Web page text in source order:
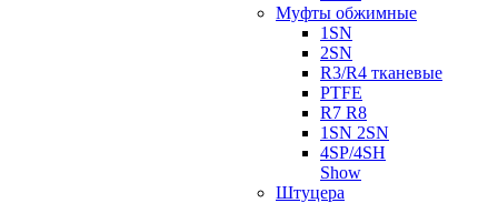
Муфты обжимные
1SN
2SN
R3/R4 тканевые
PTFE
R7 R8
1SN 2SN
4SP/4SH
Show
Штуцера